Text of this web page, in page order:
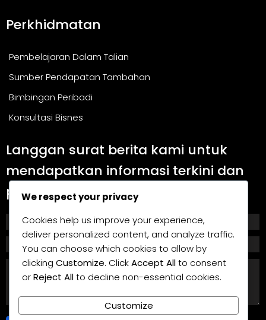
Perkhidmatan
Pembelajaran Dalam Talian
Sumber Pendapatan Tambahan
Bimbingan Peribadi
Konsultasi Bisnes
Langgan surat berita kami untuk
mendapatkan informasi terkini dan
panduan berguna.
We respect your privacy
Cookies help us improve your experience,
deliver personalized content, and analyze traffic.
You can choose which cookies to allow by
clicking Customize. ClickAccept Allto consent
orReject Allto decline non-essential cookies.
Customize